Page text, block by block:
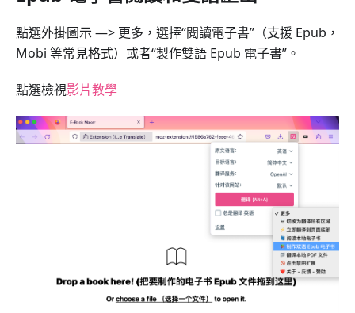
點選外掛圖示 —> 更多，選擇“閱讀電子書”（支援 Epub，
Mobi 等常見格式）或者“製作雙語 Epub 電子書”。
點選檢視影片教學